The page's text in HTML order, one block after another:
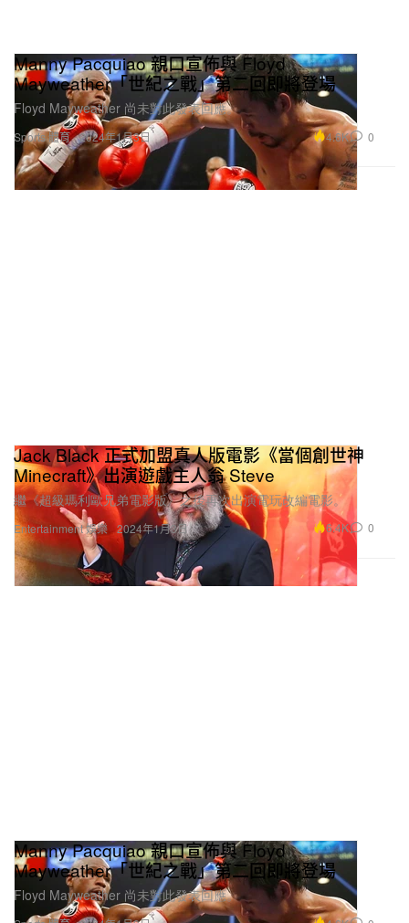
Sports 體育
Manny Pacquiao 親口宣佈與 Floyd
Mayweather「世紀之戰」第二回即將登場
Floyd Mayweather 尚未對此發表回應。
2024年1月3日 4.6K 0
Entertainment 娛樂
Jack Black 正式加盟真人版電影《當個創世神
Minecraft》出演遊戲主人翁 Steve
繼《超級瑪利歐兄弟電影版》之後再次出演電玩改編電影。
2024年1月3日 6.4K 0
Manny Pacquiao 親口宣佈與 Floyd
Mayweather「世紀之戰」第二回即將登場
Floyd Mayweather 尚未對此發表回應。